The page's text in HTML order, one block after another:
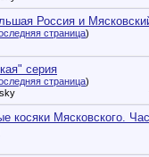
Россия и
страница)
серия
страница)
косяки Мясковского.